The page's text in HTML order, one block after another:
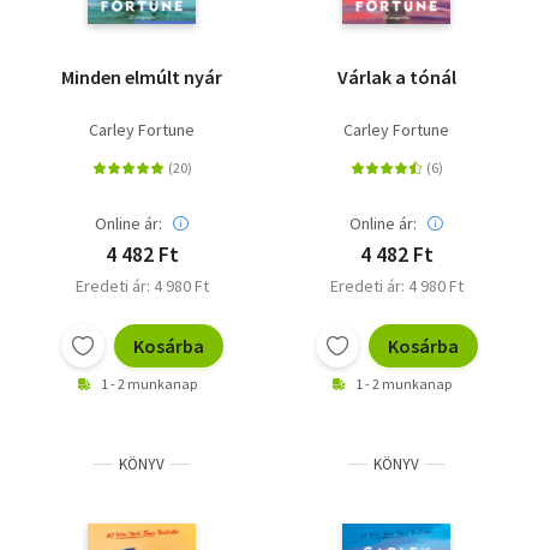
Minden elmúlt nyár
Carley Fortune
Online ár:
4 482 Ft
Eredeti ár: 4 980 Ft
Kosárba
1 - 2 munkanap
Várlak a tónál
Carley Fortune
Online ár:
4 482 Ft
Eredeti ár: 4 980 Ft
Kosárba
1 - 2 munkanap
KÖNYV KÖNYV